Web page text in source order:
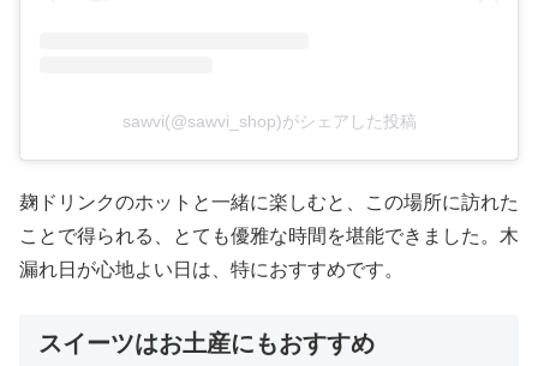
sawvi(@sawvi_shop)がシェアした投稿
麹ドリンクのホットと一緒に楽しむと、この場所に訪れた
ことで得られる、とても優雅な時間を堪能できました。木
漏れ日が心地よい日は、特におすすめです。
スイーツはお土産にもおすすめ